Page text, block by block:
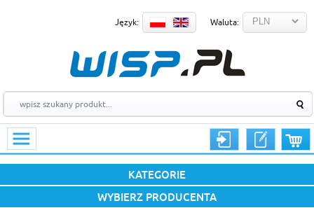
Język: Waluta:
KATEGORIE
WYBIERZ PRODUCENTA